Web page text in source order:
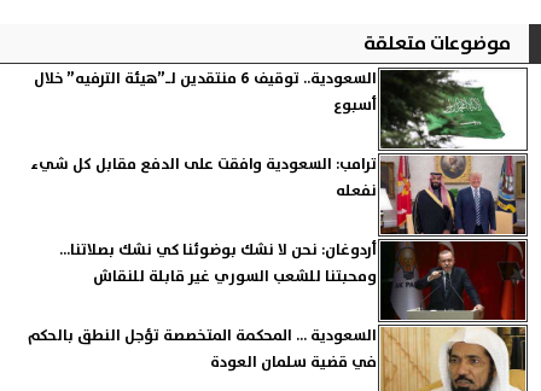
موضوعات متعلقة
السعودية.. توقيف 6 منتقدين لـ”هيئة الترفيه” خلال
أسبوع
ترامب: السعودية وافقت على الدفع مقابل كل شيء
نفعله
أردوغان: نحن لا نشك بوضوئنا كي نشك بصلاتنا...
ومحبتنا للشعب السوري غير قابلة للنقاش
السعودية ... المحكمة المتخصصة تؤجل النطق بالحكم
في قضية سلمان العودة